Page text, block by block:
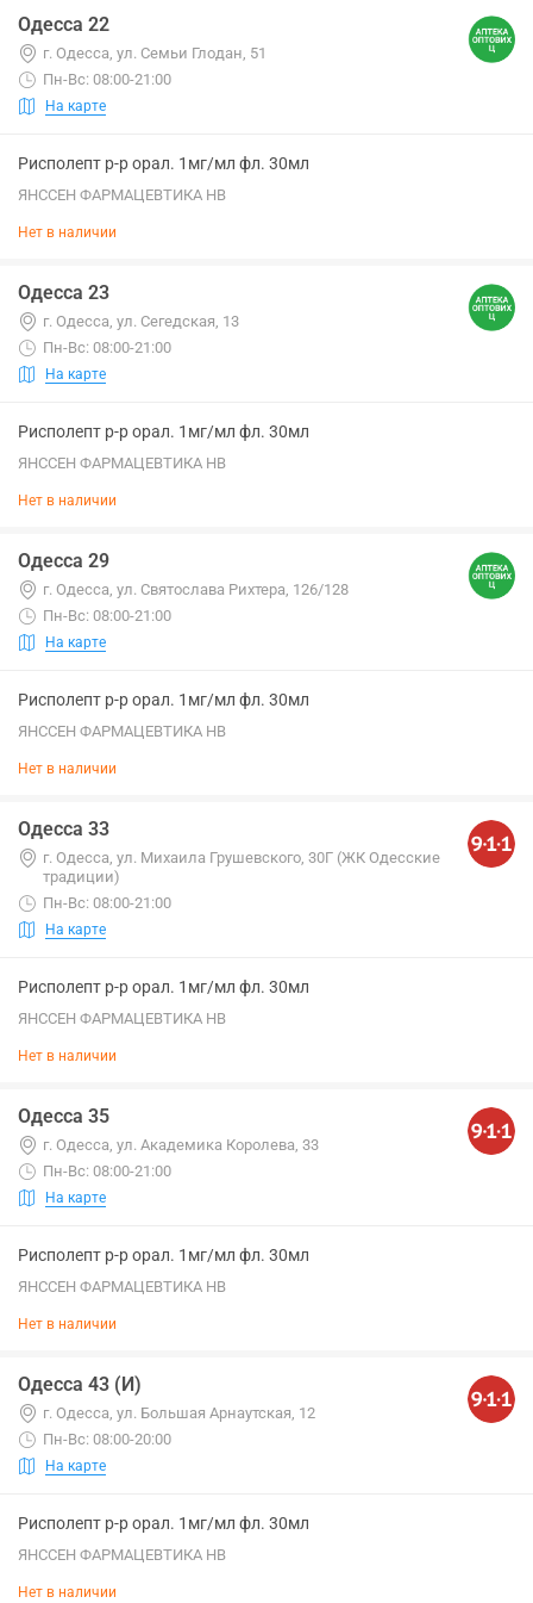
Одесса 22
г. Одесса, ул. Семьи Глодан, 51
Пн-Вс: 08:00-21:00
На карте
Рисполепт р-р орал. 1мг/мл фл. 30мл
ЯНССЕН ФАРМАЦЕВТИКА НВ
Нет в наличии
Одесса 23
г. Одесса, ул. Сегедская, 13
Пн-Вс: 08:00-21:00
На карте
Рисполепт р-р орал. 1мг/мл фл. 30мл
ЯНССЕН ФАРМАЦЕВТИКА НВ
Нет в наличии
Одесса 29
г. Одесса, ул. Святослава Рихтера, 126/128
Пн-Вс: 08:00-21:00
На карте
Рисполепт р-р орал. 1мг/мл фл. 30мл
ЯНССЕН ФАРМАЦЕВТИКА НВ
Нет в наличии
Одесса 33
г. Одесса, ул. Михаила Грушевского, 30Г (ЖК Одесские
традиции)
Пн-Вс: 08:00-21:00
На карте
Рисполепт р-р орал. 1мг/мл фл. 30мл
ЯНССЕН ФАРМАЦЕВТИКА НВ
Нет в наличии
Одесса 35
г. Одесса, ул. Академика Королева, 33
Пн-Вс: 08:00-21:00
На карте
Рисполепт р-р орал. 1мг/мл фл. 30мл
ЯНССЕН ФАРМАЦЕВТИКА НВ
Нет в наличии
Одесса 43 (И)
г. Одесса, ул. Большая Арнаутская, 12
Пн-Вс: 08:00-20:00
На карте
Рисполепт р-р орал. 1мг/мл фл. 30мл
ЯНССЕН ФАРМАЦЕВТИКА НВ
Нет в наличии